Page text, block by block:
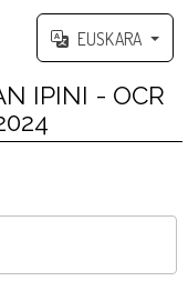
EUSKARA
IPINI - OCR